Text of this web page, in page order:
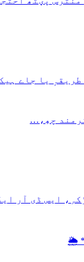
طریقہٕ یا جاے
چھِ،…
🌦️